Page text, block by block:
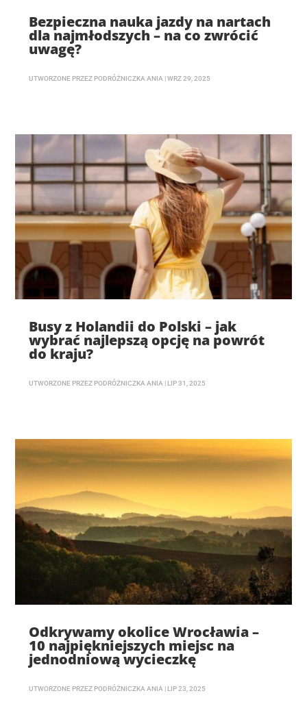
Bezpieczna nauka jazdy na nartach
dla najmłodszych – na co zwrócić
uwagę?
UTWORZONE PRZEZ PODRÓŻNICZKA ANIA |WRZ 29, 2025
Busy z Holandii do Polski – jak
wybrać najlepszą opcję na powrót
do kraju?
UTWORZONE PRZEZ PODRÓŻNICZKA ANIA LIP 31, 2025
Odkrywamy okolice Wrocławia –
10 najpiękniejszych miejsc na
jednodniową wycieczkę
UTWORZONE PRZEZ PODRÓŻNICZKA ANIA LIP 23, 2025